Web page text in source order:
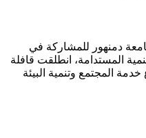
دمنهور للمشاركة في
المستدامة، انطلقت قافلة
المجتمع وتنمية البيئة